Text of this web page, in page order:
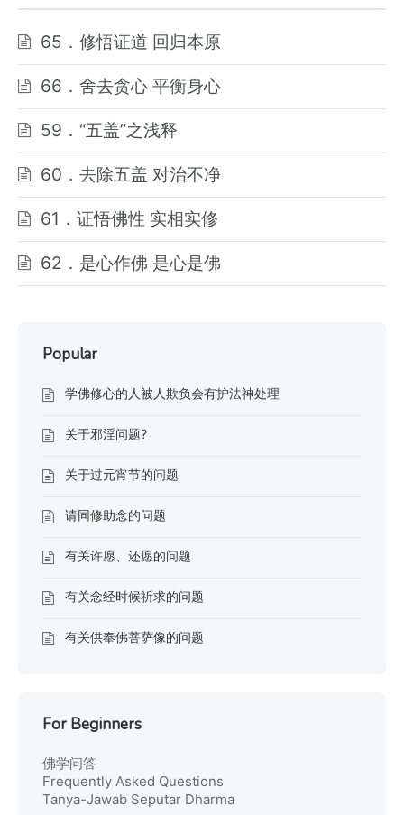
65．修悟证道 回归本原
66．舍去贪心 平衡身心
59．“五盖”之浅释
60．去除五盖 对治不净
61．证悟佛性 实相实修
62．是心作佛 是心是佛
Popular
学佛修心的人被人欺负会有护法神处理
关于邪淫问题?
关于过元宵节的问题
请同修助念的问题
有关许愿、还愿的问题
有关念经时候祈求的问题
有关供奉佛菩萨像的问题
For Beginners
佛学问答
Frequently Asked Questions
Tanya-Jawab Seputar Dharma